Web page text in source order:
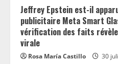
Jeffrey Epstein est-il
publicitaire Meta Smart
vérification des faits
virale
Rosa María Castillo 30